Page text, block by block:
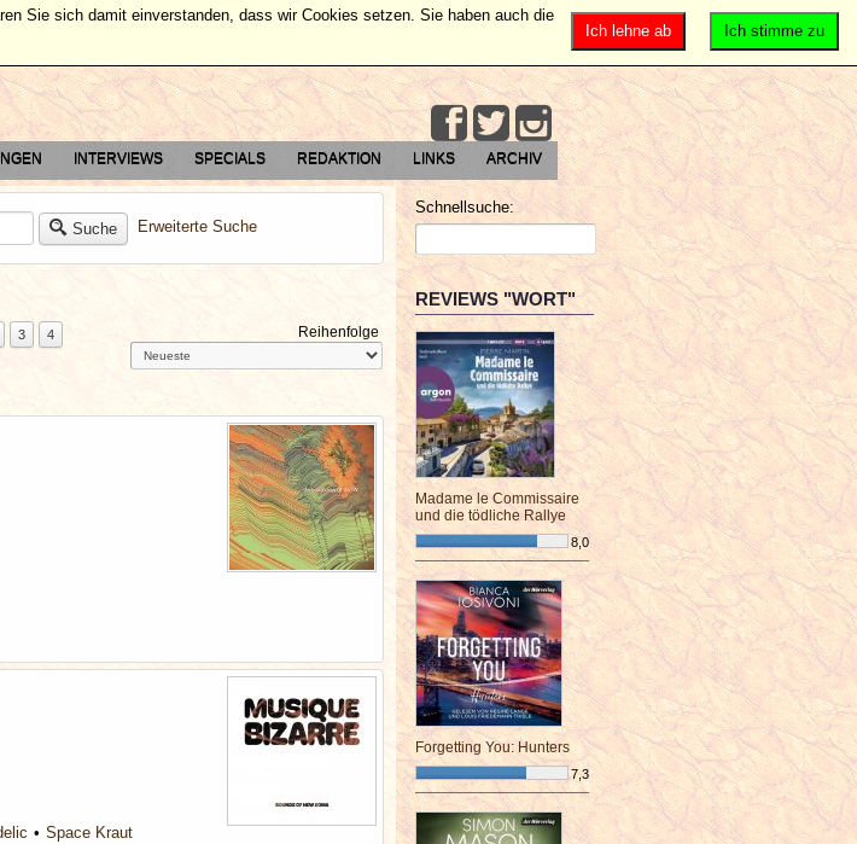
INTERVIEWS SPECIALS REDAKTION LINKS ARCHIV
Suche Erweiterte Suche
3 4 Reihenfolge
Space Kraut
Schnellsuche:
REVIEWS "WORT"
Madame le Commissaire
und die tödliche Rallye
8,0
¯¯¯¯¯¯¯¯¯¯¯¯¯¯¯¯¯¯¯¯¯¯¯¯
Forgetting You: Hunters
7,3
¯¯¯¯¯¯¯¯¯¯¯¯¯¯¯¯¯¯¯¯¯¯¯¯
Ich stimme zu
Ich lehne ab
Sie sich damit einverstanden, dass wir Cookies setzen. Sie haben auch die